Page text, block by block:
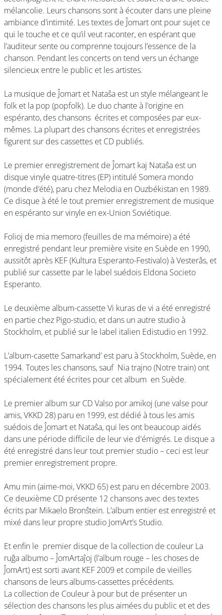
mélancolie. Leurs chansons sont à écouter dans une pleine
ambiance d’intimité. Les textes de Ĵomart ont pour sujet ce
qui le touche et ce qu’il veut raconter, en espérant que
l’auditeur sente ou comprenne toujours l’essence de la
chanson. Pendant les concerts on tend vers un échange
silencieux entre le public et les artistes.
La musique de Ĵomart et Nataŝa est un style mélangeant le
folk et la pop (popfolk). Le duo chante à l’origine en
espéranto, des chansons écrites et composées par eux-
mêmes. La plupart des chansons écrites et enregistrées
figurent sur des cassettes et CD publiés.
Le premier enregistrement de Ĵomart kaj Nataŝa est un
disque vinyle quatre-titres (EP) intitulé Somera mondo
(monde d’été), paru chez Melodia en Ouzbékistan en 1989.
Ce disque à été le tout premier enregistrement de musique
en espéranto sur vinyle en ex-Union Soviétique.
Folioj de mia memoro (feuilles de ma mémoire) a été
enregistré pendant leur première visite en Suède en 1990,
aussitôt après KEF (Kultura Esperanto-Festivalo) à Vesterås, et
publié sur cassette par le label suédois Eldona Societo
Esperanto.
Le deuxième album-cassette Vi kuras de vi a été enregistré
en partie chez Pigo-studio, et dans un autre studio à
Stockholm, et publié sur le label italien Edistudio en 1992.
L’album-casette Samarkand’ est paru à Stockholm, Suède, en
1994. Toutes les chansons, sauf Nia trajno (Notre train) ont
spécialement été écrites pour cet album en Suède.
Le premier album sur CD Valso por amikoj (une valse pour
amis, VKKD 28) paru en 1999, est dédié à tous les amis
suédois de Ĵomart et Nataŝa, qui les ont beaucoup aidés
dans une période difficile de leur vie d'émigrés. Le disque a
été enregistré dans leur tout premier studio – ceci est leur
premier enregistrement propre.
Amu min (aime-moi, VKKD 65) est paru en décembre 2003.
Ce deuxième CD présente 12 chansons avec des textes
écrits par Mikaelo Bronŝtein. L’album entier est enregistré et
mixé dans leur propre studio JomArt’s Studio.
Et enfin le premier disque de la collection de couleur La
ruĝa albumo – ĴomArtaĵoj (l’album rouge – les choses de
ĴomArt) est sorti avant KEF 2009 et compile de vieilles
chansons de leurs albums-cassettes précédents.
La collection de Couleur à pour but de présenter un
sélection des chansons les plus aimées du public et et des